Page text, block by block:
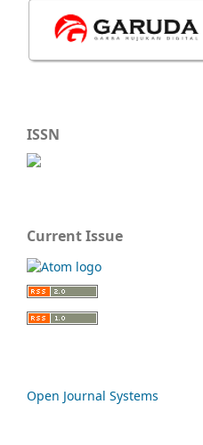
ISSN
Current Issue
Open Journal Systems